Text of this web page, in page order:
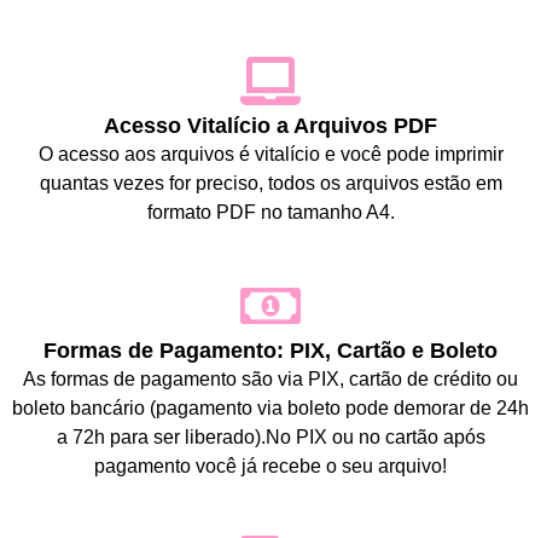
Acesso Vitalício a Arquivos PDF
O acesso aos arquivos é vitalício e você pode imprimir
quantas vezes for preciso, todos os arquivos estão em
formato PDF no tamanho A4.
Formas de Pagamento: PIX, Cartão e Boleto
As formas de pagamento são via PIX, cartão de crédito ou
boleto bancário (pagamento via boleto pode demorar de 24h
a 72h para ser liberado).No PIX ou no cartão após
pagamento você já recebe o seu arquivo!